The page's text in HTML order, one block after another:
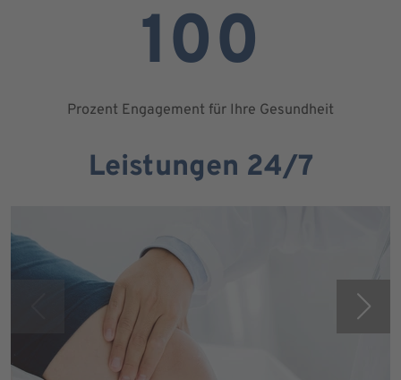
100
Prozent Engagement für Ihre Gesundheit
Leistungen 24/7